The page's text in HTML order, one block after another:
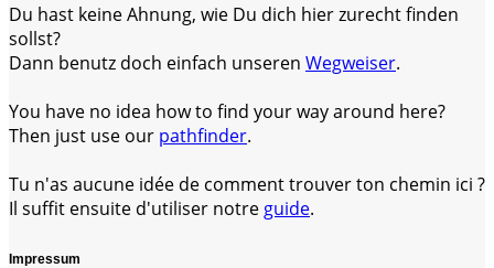
Du hast keine Ahnung, wie Du dich hier zurecht finden
sollst?
Dann benutz doch einfach unseren Wegweiser.
You have no idea how to find your way around here?
Then just use our pathfinder.
Tu n'as aucune idée de comment trouver ton chemin ici ?
Il suffit ensuite d'utiliser notre guide.
Impressum